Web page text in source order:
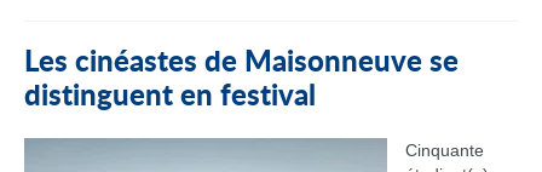
Les cinéastes de Maisonneuve se
distinguent en festival
Cinquante